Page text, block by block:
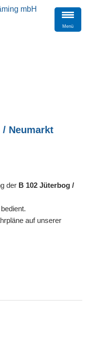
Neumarkt
der B 102 Jüterbog /
auf unserer
Menü